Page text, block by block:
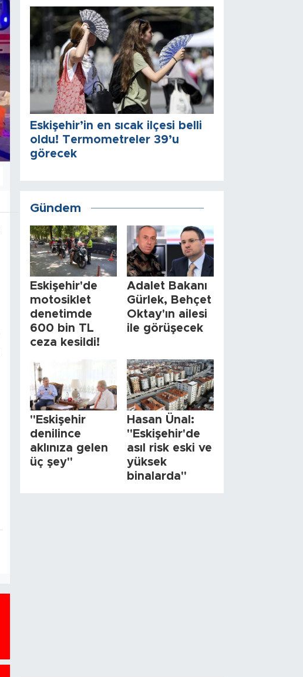
Eskişehir’in en sıcak ilçesi belli
oldu! Termometreler 39’u
görecek
Gündem
Eskişehir'de
motosiklet
denetimde
600 bin TL
ceza kesildi!
Adalet Bakanı
Gürlek, Behçet
Oktay'ın ailesi
ile görüşecek
"Eskişehir
denilince
aklınıza gelen
üç şey"
Hasan Ünal:
"Eskişehir'de
asıl risk eski ve
yüksek
binalarda"